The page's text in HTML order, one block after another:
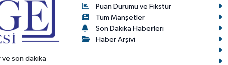
ve son dakika
Puan Durumu ve Fikstür
Tüm Manşetler
Son Dakika Haberleri
Haber Arşivi